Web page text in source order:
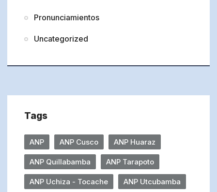
Pronunciamientos
Uncategorized
Tags
ANP ANP Cusco ANP Huaraz
ANP Quillabamba ANP Tarapoto
ANP Uchiza - Tocache ANP Utcubamba